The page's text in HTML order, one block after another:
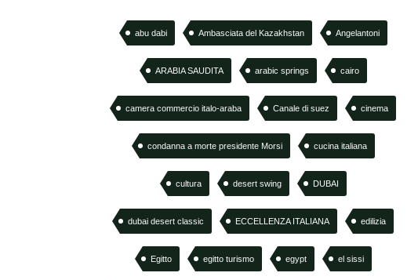
abu dabi Ambasciata del Kazakhstan Angelantoni
ARABIA SAUDITA arabic springs cairo
camera commercio italo-araba Canale di suez cinema
condanna a morte presidente Morsi cucina italiana
cultura desert swing DUBAI
dubai desert classic ECCELLENZA ITALIANA edilizia
Egitto egitto turismo egypt el sissi